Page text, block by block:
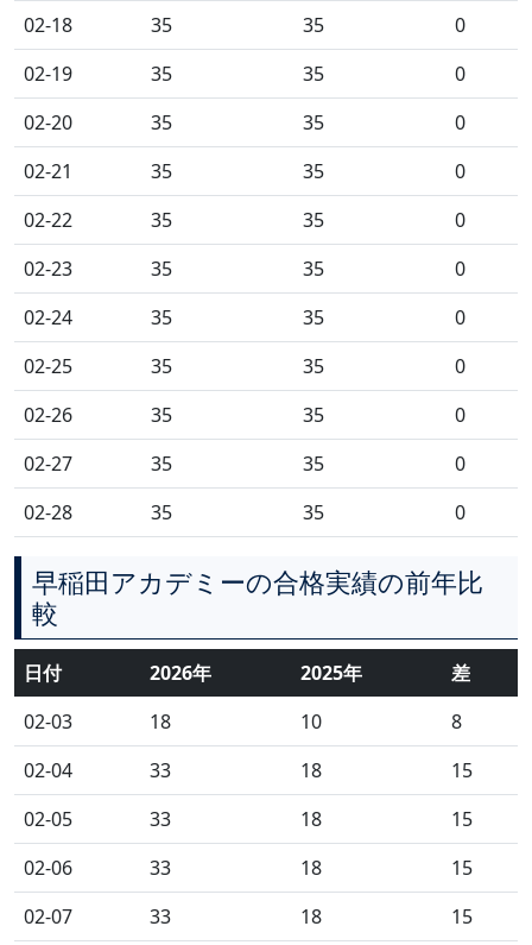
02-18
35 35
0
02-19
35 35
0
02-20
35 35
0
02-21
35 35
0
02-22
35 35
0
02-23
35 35
0
02-24
35 35
0
02-25
35 35
0
02-26
35 35
0
02-27
35 35
0
02-28
35 35 0
早稲田アカデミーの合格実績の前年比
較
日付 2026年 2025年
差
02-03
18 10
8
02-04
33 18
15
02-05
33 18
15
02-06
33 18
15
02-07
33 18
15